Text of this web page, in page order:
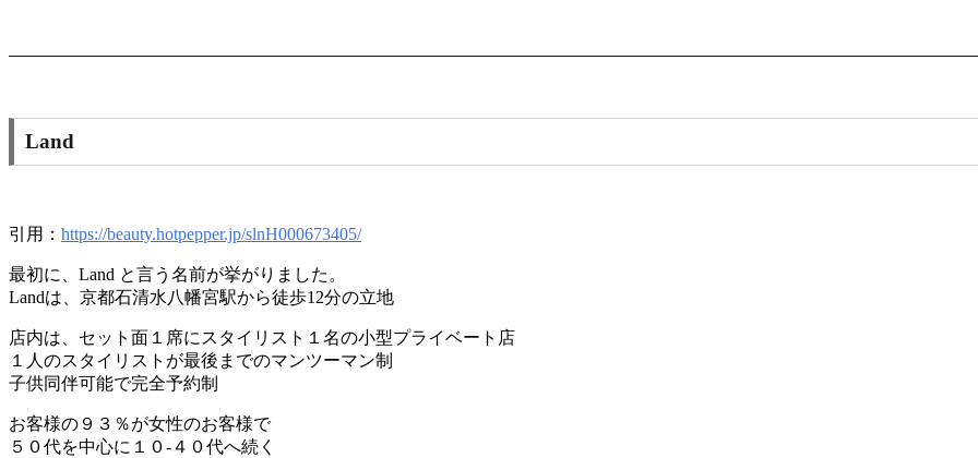
Land
引用： https://beauty.hotpepper.jp/slnH000673405/
最初に、Land と言う名前が挙がりました。
Landは、京都石清水八幡宮駅から徒歩12分の立地
店内は、セット面１席にスタイリスト１名の小型プライベート店
１人のスタイリストが最後までのマンツーマン制
子供同伴可能で完全予約制
お客様の９３％が女性のお客様で
５０代を中心に１０-４０代へ続く